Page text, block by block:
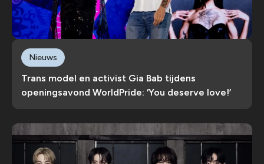
Trans model en activist Gia Bab tijdens
openingsavond WorldPride: ‘You deserve love!’
Nieuws